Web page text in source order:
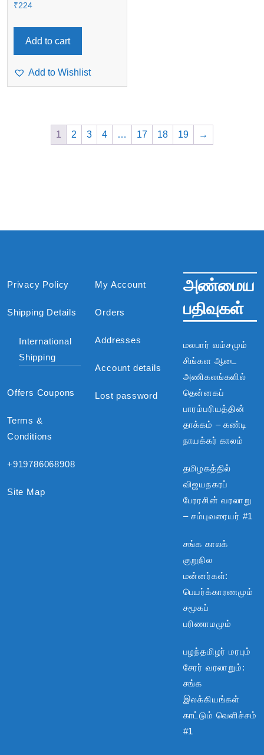
₹224
Add to cart
Add to Wishlist
1 2 3 4 … 17 18 19 →
Privacy Policy
Shipping Details
International
Shipping
Offers Coupons
Terms &
Conditions
+919786068908
Site Map
My Account
Orders
Addresses
Account details
Lost password
அண்மைய
பதிவுகள்
மலபார் வம்சமும்
சிங்கள ஆடை
அணிகலங்களில்
தென்னகப்
பாரம்பரியத்தின்
தாக்கம் – கண்டி
நாயக்கர் காலம்
தமிழகத்தில்
விஜயநகரப்
பேரரசின் வரலாறு
– சம்புவரையர் #1
சங்க காலக்
குறுநில
மன்னர்கள்:
பெயர்க்காரணமும்
சமூகப்
பரிணாமமும்
பழந்தமிழர் மரபும்
சேரர் வரலாறும்:
சங்க
இலக்கியங்கள்
காட்டும் வெளிச்சம்
#1